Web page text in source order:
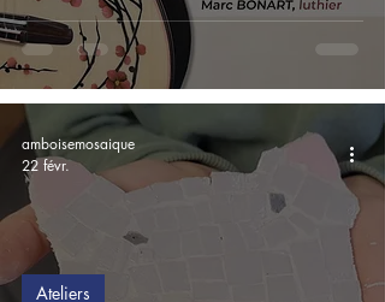
Ateliers
amboisemosaique
22 févr.